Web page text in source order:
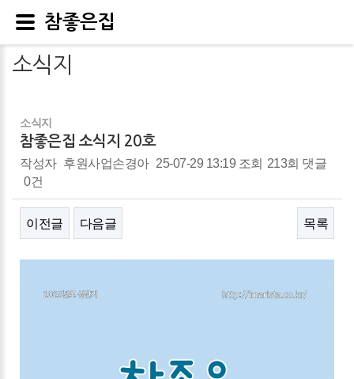
소식지
소식지
참좋은집 소식지 20호
작성자 후원사업손경아 25-07-29 13:19 조회 213회 댓글
0건
이전글 다음글 목록
본문
참좋은집